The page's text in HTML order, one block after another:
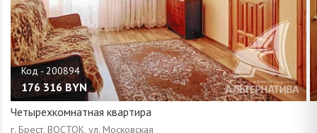
176 316 BYN
Четырехкомнатная квартира